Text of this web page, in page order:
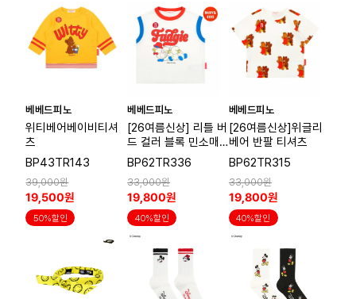
베베드피노
위티베어베이비티셔
츠
BP43TR143
39,000원
19,500원
50%할인
베베드피노
[26여름신상] 리틀 버
드 컬러 블록 민소매
티셔츠
BP62TR336
33,000원
19,800원
40%할인
베베드피노
[26여름신상]위글리
베어 반팔 티셔츠
BP62TR315
33,000원
19,800원
40%할인